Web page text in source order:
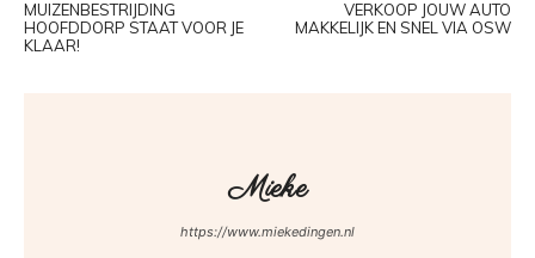
MUIZENBESTRIJDING
HOOFDDORP STAAT VOOR JE
KLAAR!
VERKOOP JOUW AUTO
MAKKELIJK EN SNEL VIA OSW
Mieke
https://www.miekedingen.nl